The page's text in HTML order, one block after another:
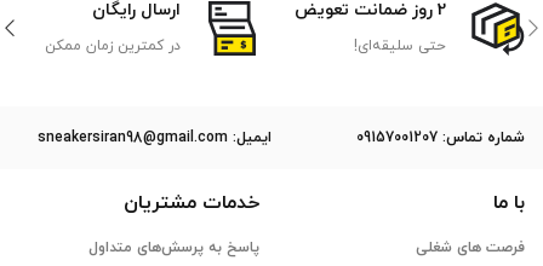
2 روز ضمانت تعویض
حتی سلیقه‌ای!
ارسال رایگان
در کمترین زمان ممکن
ﺷﻤﺎره ﺗﻤﺎس: 09157001207 ایمیل: sneakersiran98@gmail.com
با ما
فرصت های شغلی
خدمات مشتریان
پاسخ به پرسش‌های متداول